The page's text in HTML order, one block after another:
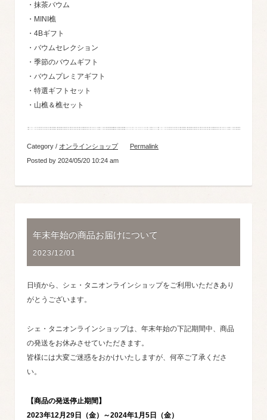
・抹茶バウム
・MINI樵
・4Bギフト
・バウムセレクション
・季節のバウムギフト
・バウムプレミアギフト
・特選ギフトセット
・山樵＆樵セット
Category / オンラインショップ
Permalink
Posted by 2024/05/20 10:24 am
年末年始の商品お届けについて
2023/12/01
日頃から、シェ・タニオンラインショップをご利用いただきあり
がとうございます。
シェ・タニオンラインショップは、年末年始の下記期間中、商品
の発送をお休みさせていただきます。
皆様には大変ご迷惑をおかけいたしますが、何卒ご了承くださ
い。
【商品の発送停止期間】
2023年12月29日（金）～2024年1月5日（金）